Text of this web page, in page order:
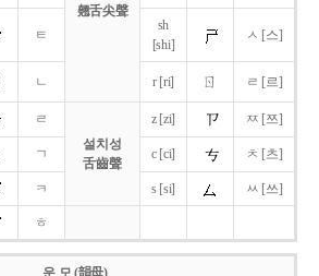
翹舌尖聲
ㅌ
sh
[shi]
ㅅ [스]
ㄴ r [ri] ㄖ ㄹ [르]
ㄹ
설치성
舌齒聲
z [zi] ㅉ [쯔]
ㄱ c [ci] ㅊ [츠]
ㅋ s [si] ㅆ [쓰]
ㅎ
운 모 (韻母)